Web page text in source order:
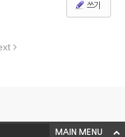
쓰기
MAIN MENU